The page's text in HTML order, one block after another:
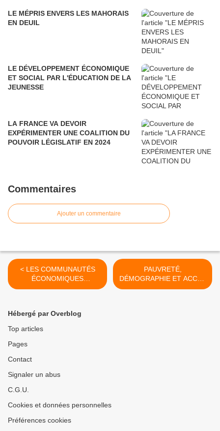
LE MÉPRIS ENVERS LES MAHORAIS
EN DEUIL
LE DÉVELOPPEMENT ÉCONOMIQUE
ET SOCIAL PAR L'ÉDUCATION DE LA
JEUNESSE
LA FRANCE VA DEVOIR
EXPÉRIMENTER UNE COALITION DU
POUVOIR LÉGISLATIF EN 2024
Commentaires
Ajouter un commentaire
< LES COMMUNAUTÉS
ÉCONOMIQUES
RÉGIONALES EN
EN 2023
PAUVRETÉ,
DÉMOGRAPHIE ET ACCÈS
A L'ÉLECTRICITÉ EN
Hébergé par Overblog
Top articles
Pages
Contact
Signaler un abus
C.G.U.
Cookies et données personnelles
Préférences cookies